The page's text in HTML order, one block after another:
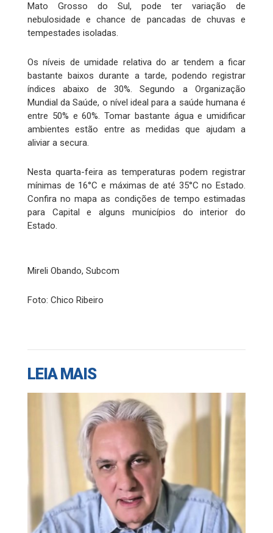
Mato Grosso do Sul, pode ter variação de
nebulosidade e chance de pancadas de chuvas e
tempestades isoladas.
Os níveis de umidade relativa do ar tendem a ficar
bastante baixos durante a tarde, podendo registrar
índices abaixo de 30%. Segundo a Organização
Mundial da Saúde, o nível ideal para a saúde humana é
entre 50% e 60%. Tomar bastante água e umidificar
ambientes estão entre as medidas que ajudam a
aliviar a secura.
Nesta quarta-feira as temperaturas podem registrar
mínimas de 16°C e máximas de até 35°C no Estado.
Confira no mapa as condições de tempo estimadas
para Capital e alguns municípios do interior do
Estado.
Mireli Obando, Subcom
Foto: Chico Ribeiro
LEIA MAIS